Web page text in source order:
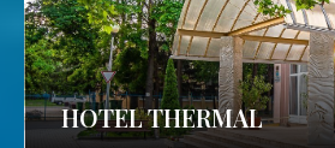
HOTEL THERMAL